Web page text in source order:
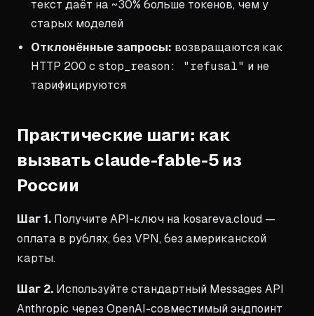
текст даёт на ~30% больше токенов, чем у
старых моделей
Отклонённые запросы: возвращаются как
HTTP 200 с stop_reason: "refusal" и не
тарифицируются
Практические шаги: как
вызвать claude-fable-5 из
России
Шаг 1. Получите API-ключ на kosareva.cloud —
оплата в рублях, без VPN, без американской
карты.
Шаг 2. Используйте стандартный Messages API
Anthropic через OpenAI-совместимый эндпоинт